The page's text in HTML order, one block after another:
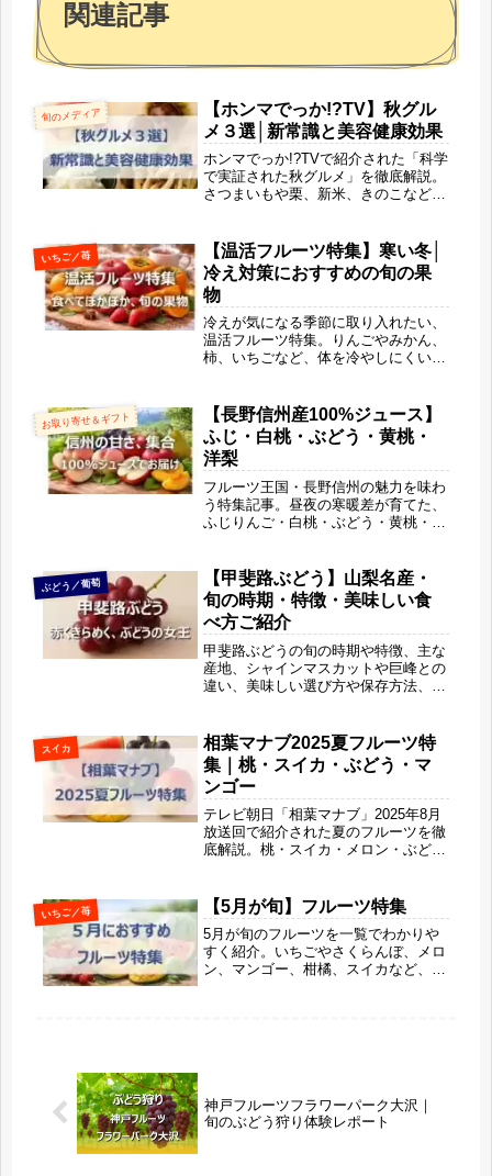
関連記事
旬のメディア
【ホンマでっか!?TV】秋グル
メ３選│新常識と美容健康効果
ホンマでっか!?TVで紹介された「科学
で実証された秋グルメ」を徹底解説。
さつまいもや栗、新米、きのこなど旬
立つ栄養ポイントを紹介。食欲の秋を
賢く楽しむヒントが満載です。
いちご／苺
【温活フルーツ特集】寒い冬│
冷え対策におすすめの旬の果
物
冷えが気になる季節に取り入れたい、
温活フルーツ特集。りんごやみかん、
柿、いちごなど、体を冷やしにくい旬
方、比較表も紹介。がんばらずに体の
内側から整えたい方におすすめの内容
です。
お取り寄せ＆ギフト
【長野信州産100%ジュース】
ふじ・白桃・ぶどう・黄桃・
洋梨
フルーツ王国・長野信州の魅力を味わ
う特集記事。昼夜の寒暖差が育てた、
ふじりんご・白桃・ぶどう・黄桃・洋
100％果物ジュースの楽しみ方や、ギ
フトに選ばれる理由も紹介。信州の旬
を、自宅で贅沢に味わいたい方におす
すめです。
ぶどう／葡萄
【甲斐路ぶどう】山梨名産・
旬の時期・特徴・美味しい食
べ方ご紹介
甲斐路ぶどうの旬の時期や特徴、主な
産地、シャインマスカットや巨峰との
違い、美味しい選び方や保存方法、お
やカリウムなどの栄養・健康メリット
も分かりやすく解説。秋だけ味わえる
芳醇な香りと濃厚な甘さが魅力の希少
な赤ぶどうです。
スイカ
相葉マナブ2025夏フルーツ特
集｜桃・スイカ・ぶどう・マ
ンゴー
テレビ朝日「相葉マナブ」2025年8月
放送回で紹介された夏のフルーツを徹
底解説。桃・スイカ・メロン・ぶど
ツスイーツレシピまで詳しく紹介しま
す。
いちご／苺 【5月が旬】フルーツ特集
5月が旬のフルーツを一覧でわかりや
すく紹介。いちごやさくらんぼ、メロ
ン、マンゴー、柑橘、スイカなど、春
神戸フルーツフラワーパーク大沢｜
旬のぶどう狩り体験レポート